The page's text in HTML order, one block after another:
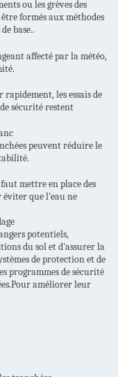
ou les grèves des
formés aux méthodes
base..
affecté par la météo,
les essais de
sécurité restent
peuvent réduire le
mettre en place des
éviter que l'eau ne
potentiels,
du sol et d'assurer la
de protection et de
programmes de sécurité
améliorer leur